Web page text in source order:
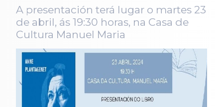
A presentación terá lugar o martes 23
de abril, ás 19:30 horas, na Casa de
Cultura Manuel Maria